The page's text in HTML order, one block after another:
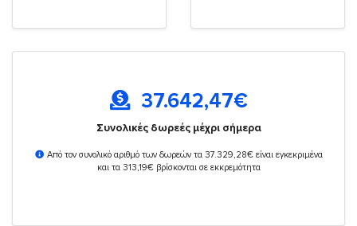
37.642,47€
Συνολικές δωρεές μέχρι σήμερα
Από τον συνολικό αριθμό των δωρεών τα 37.329,28€ είναι εγκεκριμένα
και τα 313,19€ βρίσκονται σε εκκρεμότητα